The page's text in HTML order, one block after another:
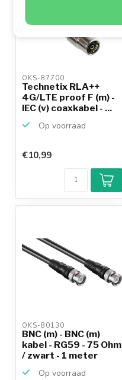
OKS-87700
Technetix RLA++
4G/LTE proof F (m) -
IEC (v) coaxkabel - ...
Op voorraad
€10,99
OKS-80130
BNC (m) - BNC (m)
kabel - RG59 - 75 Ohm
/ zwart - 1 meter
Op voorraad